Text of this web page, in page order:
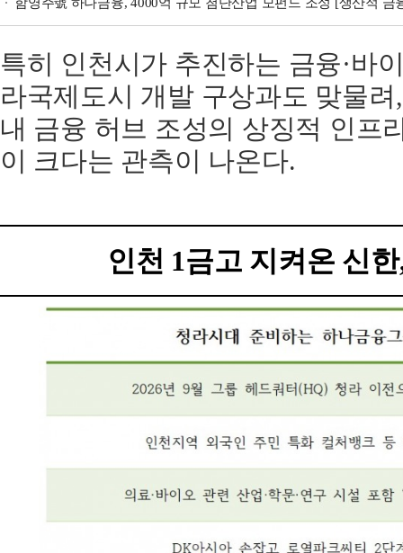
특히 인천시가 추진하는 금융·바
라국제도시 개발 구상과도 맞물
내 금융 허브 조성의 상징적 인프
이 크다는 관측이 나온다.
인천 1금고 지켜온 신